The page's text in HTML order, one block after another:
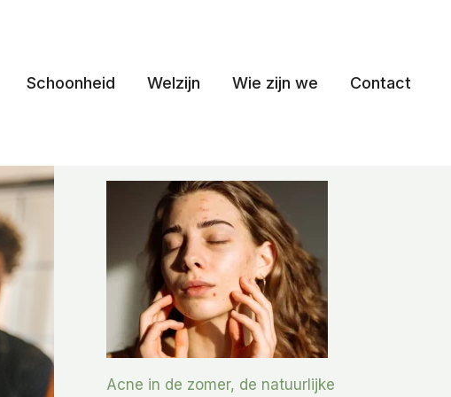
Schoonheid Welzijn Wie zijn we Contact
Acne in de zomer, de natuurlijke